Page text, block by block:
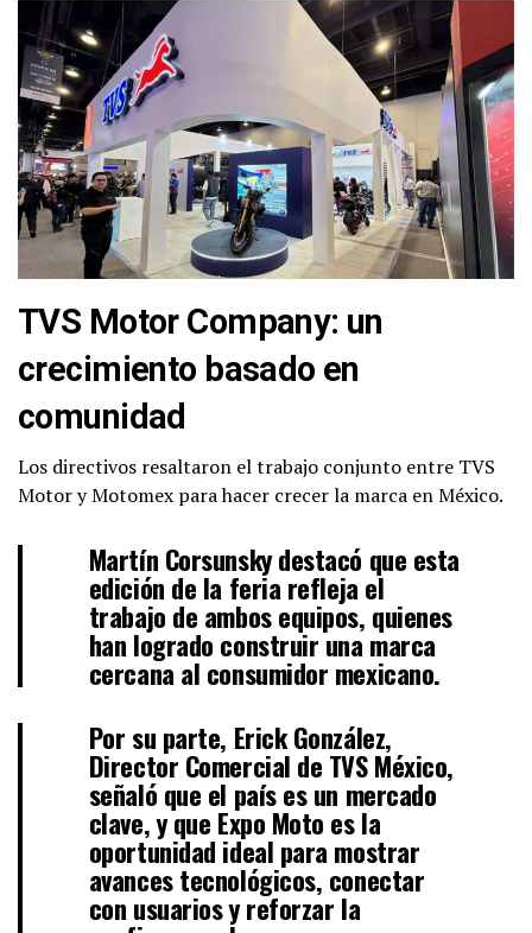
TVS Motor Company: un
crecimiento basado en
comunidad
Los directivos resaltaron el trabajo conjunto entre TVS
Motor y Motomex para hacer crecer la marca en México.
Martín Corsunsky destacó que esta
edición de la feria refleja el
trabajo de ambos equipos, quienes
han logrado construir una marca
cercana al consumidor mexicano.
Por su parte, Erick González,
Director Comercial de TVS México,
señaló que el país es un mercado
clave, y que Expo Moto es la
oportunidad ideal para mostrar
avances tecnológicos, conectar
con usuarios y reforzar la